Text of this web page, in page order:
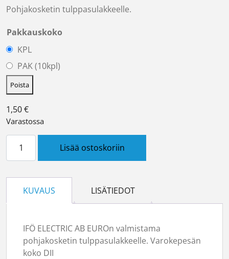
Pohjakosketin tulppasulakkeelle.
Pakkauskoko
KPL
PAK (10kpl)
Poista
1,50€
Varastossa
Pohjakosketin 16A määrä
Lisää ostoskoriin
KUVAUS LISÄTIEDOT
IFÖ ELECTRIC AB EUROn valmistama
pohjakosketin tulppasulakkeelle. Varokepesän
koko DII